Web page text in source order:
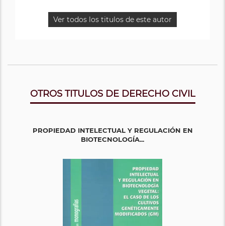
Ver todos los titulos de este autor
OTROS TITULOS DE DERECHO CIVIL
PROPIEDAD INTELECTUAL Y REGULACIÓN EN
BIOTECNOLOGÍA...